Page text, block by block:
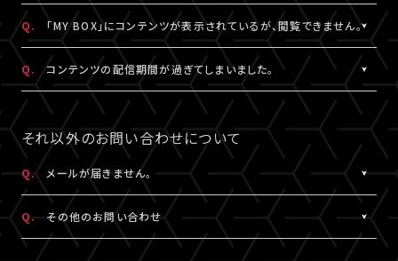
コンテンツの配信がある場合、視聴チケットやグッズを購入したA!-
ID（メールアドレス）とパスワードでログインのうえ、「マイページ」
内「MY BOX」から確認することができます。
コンテンツの配信有無や、配信期間については、各公演のチケット
販売ページやグッズ商品詳細ページ、MY BOXなどでご確認くださ
A.
コンテンツが表示されない場合は、コンテンツ配信期間外である
か、配信対象外の視聴チケットやグッズを購入されている可能性が
あります。
コンテンツ配信期間は、各公演のチケット販売ページやグッズ商品
詳細ページ、MY BOXなどでご確認ください。
※チケットの購入情報は、「マイページ」内「チケット購入情報」にて
ご確認ください。
Q. 「MY BOX」にコンテンツが表示されているが、閲覧できません。
A.
コンテンツが「MY BOX」に表示されているにも関わらず閲覧でき
ない場合、コンテンツ配信期間を経過したか、ご利用端末が推奨環
境ではない可能性があります。
推奨環境は
こちら
よりご確認ください。
スマートフォン、タブレットをご利用の場合、LINEやメール等のアプ
リ内ブラウジングではなく、推奨環境にある指定のブラウザ
（iPhone・iPadの場合は「Safari」、Androidの場合は
「Chrome」）にて閲覧ください。
なお、MY BOXで配信されるコンテンツは、視聴プレイヤーに
ChromecastとAirPlayのアイコンは表示されません。予めご了承
Q. コンテンツの配信期間が過ぎてしまいました。
A.
配信期間終了後のコンテンツは、再配信いたしません。予めご了承
ください。
それ以外のお問い合わせについて
Q. メールが届きません。
メールが届かない場合は、下記ドメインの受信設定をお願いいた
します。
※メールの再配信はできません。迷惑メールフォルダをご確認くだ
Q. その他のお問い合わせ
A.
それ以外のお問い合わせについては、下記のいずれかの方法でお